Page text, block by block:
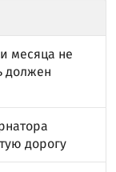
месяца не
должен
дорогу